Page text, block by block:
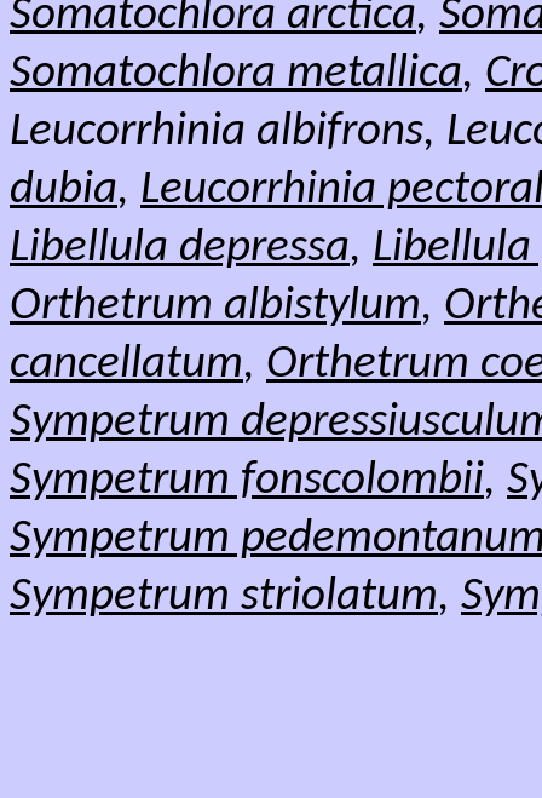
Somatochlora arctica,
Somatochlora metallica,
Leucorrhinia albifrons,
dubia, Leucorrhinia
Libellula depressa,
Orthetrum albistylum,
cancellatum, Orthetrum
Sympetrum
Sympetrum fonscolombii,
Sympetrum
Sympetrum striolatum,